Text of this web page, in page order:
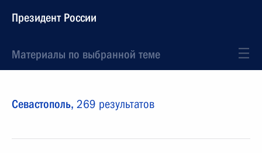
Президент России
Материалы по выбранной теме
Севастополь, 269 результатов